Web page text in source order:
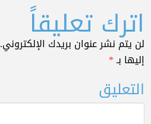
اترك تعليقاً
لن يتم نشر عنوان بريدك الإلكتروني.
إليها بـ*
التعليق